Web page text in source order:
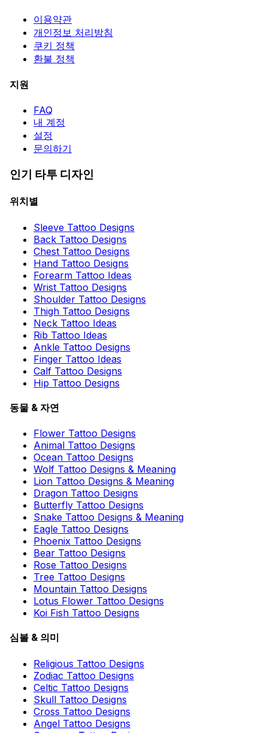
이용약관
개인정보 처리방침
쿠키 정책
환불 정책
지원
FAQ
내 계정
설정
문의하기
인기 타투 디자인
위치별
Sleeve Tattoo Designs
Back Tattoo Designs
Chest Tattoo Designs
Hand Tattoo Designs
Forearm Tattoo Ideas
Wrist Tattoo Designs
Shoulder Tattoo Designs
Thigh Tattoo Designs
Neck Tattoo Ideas
Rib Tattoo Ideas
Ankle Tattoo Designs
Finger Tattoo Ideas
Calf Tattoo Designs
Hip Tattoo Designs
동물 & 자연
Flower Tattoo Designs
Animal Tattoo Designs
Ocean Tattoo Designs
Wolf Tattoo Designs & Meaning
Lion Tattoo Designs & Meaning
Dragon Tattoo Designs
Butterfly Tattoo Designs
Snake Tattoo Designs & Meaning
Eagle Tattoo Designs
Phoenix Tattoo Designs
Bear Tattoo Designs
Rose Tattoo Designs
Tree Tattoo Designs
Mountain Tattoo Designs
Lotus Flower Tattoo Designs
Koi Fish Tattoo Designs
심볼 & 의미
Religious Tattoo Designs
Zodiac Tattoo Designs
Celtic Tattoo Designs
Skull Tattoo Designs
Cross Tattoo Designs
Angel Tattoo Designs